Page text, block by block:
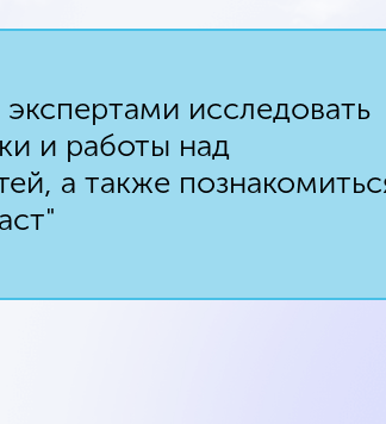
исследовать
и работы над
а также